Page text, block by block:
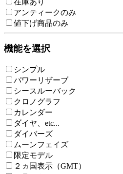
アンティークのみ
値下げ商品のみ
機能を選択
シンプル
パワーリザーブ
シースルーバック
クロノグラフ
カレンダー
ダイヤ、etc...
ダイバーズ
ムーンフェイズ
限定モデル
２ヵ国表示（GMT）